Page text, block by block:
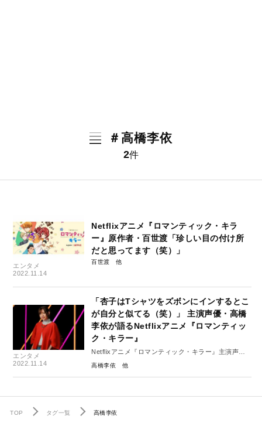
＃高橋李依
2件
エンタメ
2022.11.14
Netflixアニメ『ロマンティック・キラ
ー』原作者・百世渡「珍しい目の付け所
だと思ってます（笑）」
百世渡
エンタメ
2022.11.14
「杏子はTシャツをズボンにインするとこ
が自分と似てる（笑）」 主演声優・高橋
李依が語るNetflixアニメ『ロマンティッ
ク・キラー』
Netflixアニメ『ロマンティック・キラー』主演声
優・高橋李依インタビュー
高橋李依
TOP タグ一覧 高橋李依